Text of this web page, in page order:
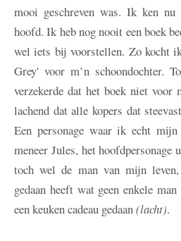
mooi geschreven was. Ik ken
hoofd. Ik heb nog nooit een boek
wel iets bij voorstellen. Zo kocht
Grey' voor m’n schoondochter.
verzekerde dat het boek niet voor
lachend dat alle kopers dat
Een personage waar ik echt
meneer Jules, het
toch wel de man van mijn
gedaan heeft wat geen enkele
een keuken cadeau gedaan(lacht).